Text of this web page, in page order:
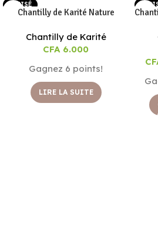
EPUISÉ
Chantilly de Karité Nature
Chantilly de Karité
CFA6.000
Gagnez 6 points!
LIRE LA SUITE